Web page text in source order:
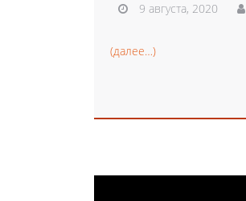
9 августа, 2020
(далее…)